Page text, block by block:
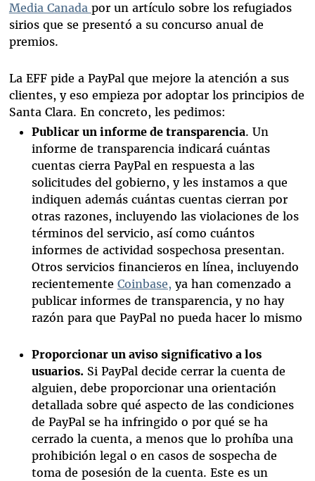
Media Canada por un artículo sobre los refugiados
sirios que se presentó a su concurso anual de
premios.
La EFF pide a PayPal que mejore la atención a sus
clientes, y eso empieza por adoptar los principios de
Santa Clara. En concreto, les pedimos:
Publicar un informe de transparencia. Un
informe de transparencia indicará cuántas
cuentas cierra PayPal en respuesta a las
solicitudes del gobierno, y les instamos a que
indiquen además cuántas cuentas cierran por
otras razones, incluyendo las violaciones de los
términos del servicio, así como cuántos
informes de actividad sospechosa presentan.
Otros servicios financieros en línea, incluyendo
recientemente Coinbase, ya han comenzado a
publicar informes de transparencia, y no hay
razón para que PayPal no pueda hacer lo mismo
Proporcionar un aviso significativo a los
usuarios. Si PayPal decide cerrar la cuenta de
alguien, debe proporcionar una orientación
detallada sobre qué aspecto de las condiciones
de PayPal se ha infringido o por qué se ha
cerrado la cuenta, a menos que lo prohíba una
prohibición legal o en casos de sospecha de
toma de posesión de la cuenta. Este es un